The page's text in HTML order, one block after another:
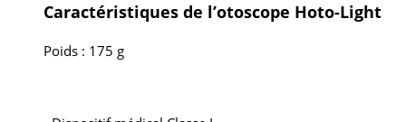
Caractéristiques de l’otoscope Hoto-Light
Poids : 175 g